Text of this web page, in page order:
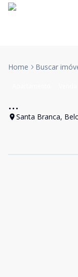
Home Buscar
...
Santa Branca,